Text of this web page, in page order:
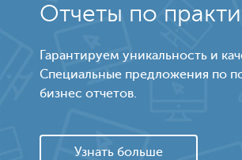
Отчеты по
Гарантируем уникальность и
Специальные предложения по
бизнес отчетов.
Узнать больше